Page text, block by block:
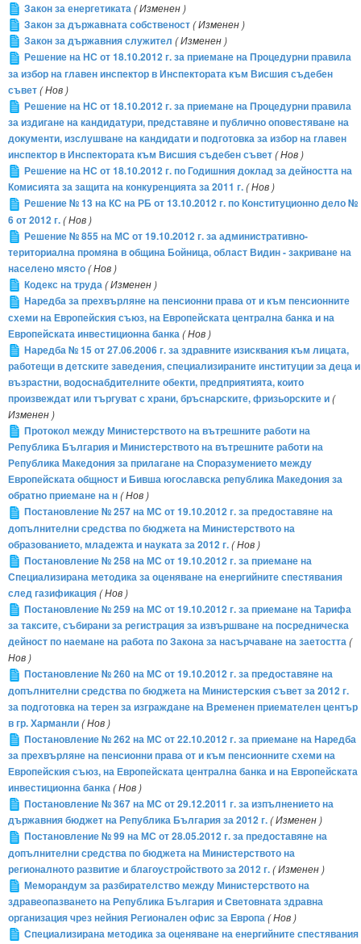
Закон за енергетиката( Изменен )
Закон за държавната собственост( Изменен )
Закон за държавния служител ( Изменен )
Решение на НС от 18.10.2012 г. за приемане на Процедурни правила
за избор на главен инспектор в Инспектората към Висшия съдебен
съвет( Нов )
Решение на НС от 18.10.2012 г. за приемане на Процедурни правила
за издигане на кандидатури, представяне и публично оповестяване на
документи, изслушване на кандидати и подготовка за избор на главен
инспектор в Инспектората към Висшия съдебен съвет( Нов )
Решение на НС от 18.10.2012 г. по Годишния доклад за дейността на
Комисията за защита на конкуренцията за 2011 г.( Нов )
Решение № 13 на КС на РБ от 13.10.2012 г. по Конституционно дело №
6 от 2012 г.( Нов )
Решение № 855 на МС от 19.10.2012 г. за административно-
териториална промянa в oбщина Бойница, област Видин - закриване на
населено място( Нов )
Кодекс на труда( Изменен )
Наредба за прехвърляне на пенсионни права от и към пенсионните
схеми на Европейския съюз, на Европейската централна банка и на
Европейската инвестиционна банка( Нов )
Наредба № 15 от 27.06.2006 г. за здравните изисквания към лицата,
работещи в детските заведения, специализираните институции за деца и
възрастни, водоснабдителните обекти, предприятията, които
произвеждат или търгуват с храни, бръснарските, фризьорските и(
Изменен )
Протокол между Министерството на вътрешните работи на
Република България и Министерството на вътрешните работи на
Република Македония за прилагане на Споразумението между
Европейската общност и Бивша югославска република Македония за
обратно приемане на н( Нов )
Постановление № 257 на МС от 19.10.2012 г. за предоставяне на
допълнителни средства по бюджета на Министерството на
образованието, младежта и науката за 2012 г.( Нов )
Постановление № 258 на МС от 19.10.2012 г. за приемане на
Специализирана методика за оценяване на енергийните спестявания
след газификация( Нов )
Постановление № 259 на МС от 19.10.2012 г. за приемане на Тарифа
за таксите, събирани за регистрация за извършване на посредническа
дейност по наемане на работа по Закона за насърчаване на заетостта(
Нов )
Постановление № 260 на МС от 19.10.2012 г. за предоставяне на
допълнителни средства по бюджета на Министерския съвет за 2012 г.
за подготовка на терен за изграждане на Временен приемателен център
в гр. Харманли( Нов )
Постановление № 262 на МС от 22.10.2012 г. за приемане на Наредба
за прехвърляне на пенсионни права от и към пенсионните схеми на
Европейския съюз, на Европейската централна банка и на Европейската
инвестиционна банка( Нов )
Постановление № 367 на МС от 29.12.2011 г. за изпълнението на
държавния бюджет на Република България за 2012 г.( Изменен )
Постановление № 99 на МС от 28.05.2012 г. за предоставяне на
допълнителни средства по бюджета на Министерството на
регионалното развитие и благоустройството за 2012 г.( Изменен )
Меморандум за разбирателство между Министерството на
здравеопазването на Република България и Световната здравна
организация чрез нейния Регионален офис за Европа( Нов )
Специализирана методика за оценяване на енергийните спестявания